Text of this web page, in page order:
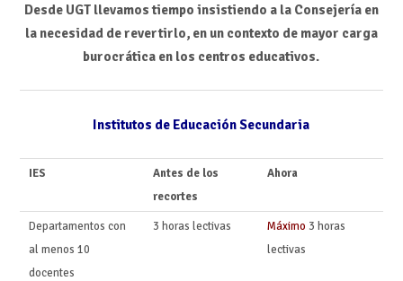
Desde UGT llevamos tiempo insistiendo a la Consejería en
la necesidad de revertirlo, en un contexto de mayor carga
burocrática en los centros educativos.
Institutos de Educación Secundaria
IES
Antes de los
recortes
Ahora
Departamentos con
al menos 10
docentes
3 horas lectivas Máximo 3 horas
lectivas